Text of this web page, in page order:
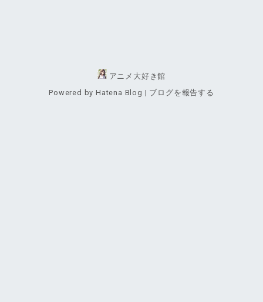
アニメ大好き館
Powered byHatena Blog | ブログを報告する